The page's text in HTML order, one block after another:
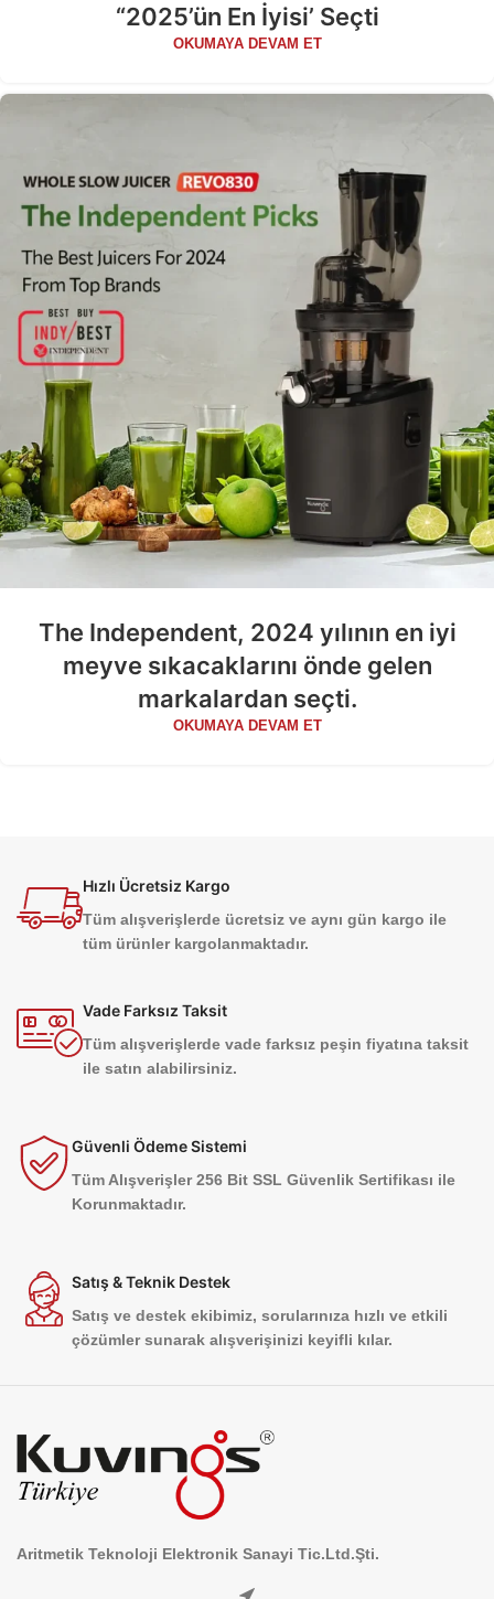
“2025’ün En İyisi’ Seçti
OKUMAYA DEVAM ET
The Independent, 2024 yılının en iyi
meyve sıkacaklarını önde gelen
markalardan seçti.
OKUMAYA DEVAM ET
Hızlı Ücretsiz Kargo
Tüm alışverişlerde ücretsiz ve aynı gün kargo ile
tüm ürünler kargolanmaktadır.
Vade Farksız Taksit
Tüm alışverişlerde vade farksız peşin fiyatına taksit
ile satın alabilirsiniz.
Güvenli Ödeme Sistemi
Tüm Alışverişler 256 Bit SSL Güvenlik Sertifikası ile
Korunmaktadır.
Satış & Teknik Destek
Satış ve destek ekibimiz, sorularınıza hızlı ve etkili
çözümler sunarak alışverişinizi keyifli kılar.
Aritmetik Teknoloji Elektronik Sanayi Tic.Ltd.Şti.